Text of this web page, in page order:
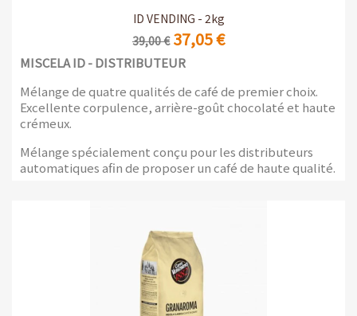
ID VENDING - 2kg
39,00 € 37,05 €
MISCELA ID - DISTRIBUTEUR
Mélange de quatre qualités de café de premier choix.
Excellente corpulence, arrière-goût chocolaté et haute
crémeux.
Mélange spécialement conçu pour les distributeurs
automatiques afin de proposer un café de haute qualité.